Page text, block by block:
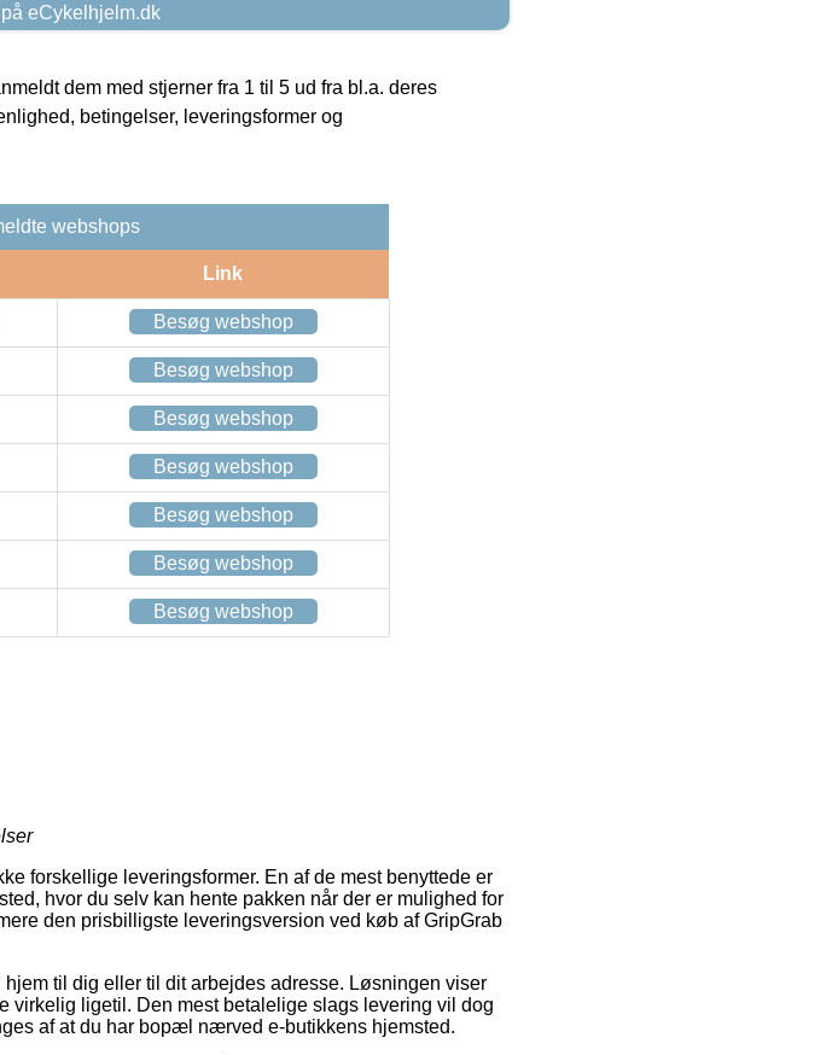
eCykelhjelm.dk
dem med stjerner fra 1 til 5 ud fra bl.a. deres
betingelser, leveringsformer og
webshops
Link
Besøg webshop
Besøg webshop
Besøg webshop
Besøg webshop
Besøg webshop
Besøg webshop
Besøg webshop
forskellige leveringsformer. En af de mest benyttede er
hvor du selv kan hente pakken når der er mulighed for
den prisbilligste leveringsversion ved køb af GripGrab
til dig eller til dit arbejdes adresse. Løsningen viser
virkelig ligetil. Den mest betalelige slags levering vil dog
af at du har bopæl nærved e-butikkens hjemsted.